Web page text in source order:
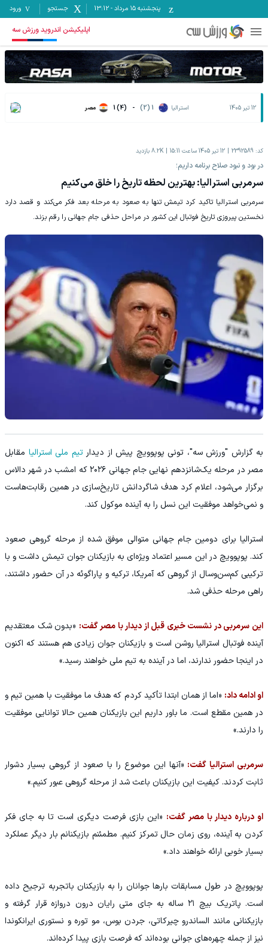
پنجشنبه ۱۵ مرداد -
13:12 جستجو ورود
اپلیکیشن اندروید ورزش سه
12 تیر 1405 استرالیا 1 (2)
-
1 (4) مصر
کد: 2392589 12 تیر 1405 ساعت 15:11 8.2K بازدید
در بود و نبود صلاح برنامه داریم؛
سرمربی استرالیا: بهترین لحظه تاریخ را خلق می‌کنیم
سرمربی استرالیا تاکید کرد تیمش تنها به صعود به مرحله بعد فکر می‌کند و قصد دارد
نخستین پیروزی تاریخ فوتبال این کشور در مراحل حذفی جام جهانی را رقم بزند.
به گزارش "ورزش سه"، تونی پوپوویچ پیش از دیدارتیم ملی استرالیا مقابل
مصر در مرحله یک‌شانزدهم نهایی جام جهانی ۲۰۲۶ که امشب در شهر دالاس
برگزار می‌شود، اعلام کرد هدف شاگردانش تاریخ‌سازی در همین رقابت‌هاست
و نمی‌خواهد موفقیت این نسل را به آینده موکول کند.
استرالیا برای دومین جام جهانی متوالی موفق شده از مرحله گروهی صعود
کند. پوپوویچ در این مسیر اعتماد ویژه‌ای به بازیکنان جوان تیمش داشت و با
ترکیبی کم‌سن‌وسال از گروهی که آمریکا، ترکیه و پاراگوئه در آن حضور داشتند،
راهی مرحله حذفی شد.
این سرمربی در نشست خبری قبل از دیدار با مصر گفت: «بدون شک معتقدیم
آینده فوتبال استرالیا روشن است و بازیکنان جوان زیادی هم هستند که اکنون
در اینجا حضور ندارند، اما در آینده به تیم ملی خواهند رسید.»
او ادامه داد: «اما از همان ابتدا تأکید کردم که هدف ما موفقیت با همین تیم و
در همین مقطع است. ما باور داریم این بازیکنان همین حالا توانایی موفقیت
را دارند.»
سرمربی استرالیا گفت: «آنها این موضوع را با صعود از گروهی بسیار دشوار
ثابت کردند. کیفیت این بازیکنان باعث شد از مرحله گروهی عبور کنیم.»
او درباره دیدار با مصر گفت: «این بازی فرصت دیگری است تا به جای فکر
کردن به آینده، روی زمان حال تمرکز کنیم. مطمئنم بازیکنانم بار دیگر عملکرد
بسیار خوبی ارائه خواهند داد.»
پوپوویچ در طول مسابقات بارها جوانان را به بازیکنان باتجربه ترجیح داده
است. پاتریک بیچ ۲۱ ساله به جای متی رایان درون دروازه قرار گرفته و
بازیکنانی مانند الساندرو چیرکاتی، جردن بوس، مو توره و نستوری ایرانکوندا
نیز از جمله چهره‌های جوانی بوده‌اند که فرصت بازی پیدا کرده‌اند.